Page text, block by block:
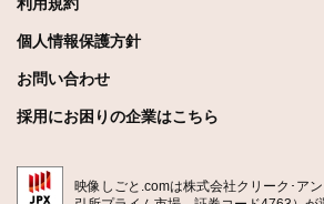
個人情報保護方針
お問い合わせ
採用にお困りの企業はこちら
映像しごと.comは株式会社クリーク･ア